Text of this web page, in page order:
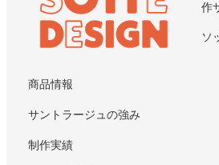
作
ソ
商品情報
サントラージュの強み
制作実績